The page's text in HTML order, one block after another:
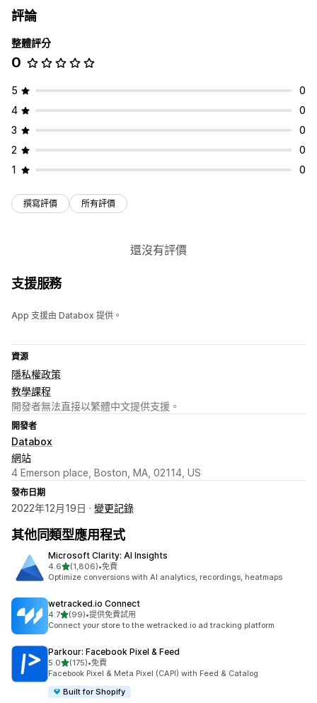
評論
整體評分
0
5
0
4
0
3
0
2
0
1
0
撰寫評價 所有評價
還沒有評價
支援服務
App 支援由 Databox 提供。
資源
隱私權政策
教學課程
開發者無法直接以繁體中文提供支援。
開發者
Databox
網站
4 Emerson place, Boston, MA, 02114, US
發布日期
2022年12月19日 · 變更記錄
其他同類型應用程式
Microsoft Clarity: AI Insights
4.6滿分 5 顆星
(1,806)
共有 1806 則評價
•免費
Optimize conversions with AI analytics, recordings, heatmaps
wetracked.io Connect
4.7滿分 5 顆星
(99)
共有 99 則評價
•提供免費試用
Connect your store to the wetracked.io ad tracking platform
Parkour: Facebook Pixel & Feed
5.0滿分 5 顆星
(175)
共有 175 則評價
•免費
Facebook Pixel & Meta Pixel (CAPI) with Feed & Catalog
Built for Shopify